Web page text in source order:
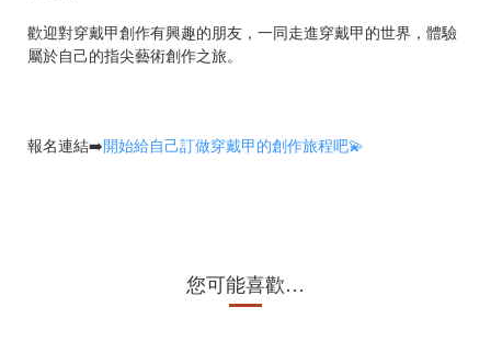
歡迎對穿戴甲創作有興趣的朋友，一同走進穿戴甲的世界，體驗
屬於自己的指尖藝術創作之旅。
報名連結➡️開始給自己訂做穿戴甲的創作旅程吧💫
您可能喜歡...